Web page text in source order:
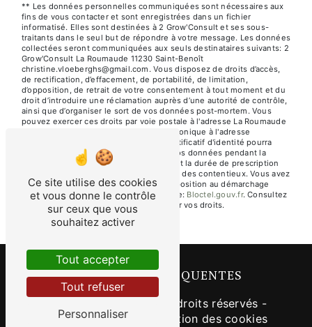
** Les données personnelles communiquées sont nécessaires aux
fins de vous contacter et sont enregistrées dans un fichier
informatisé. Elles sont destinées à 2 Grow'Consult et ses sous-
traitants dans le seul but de répondre à votre message. Les données
collectées seront communiquées aux seuls destinataires suivants: 2
Grow'Consult La Roumaude 11230 Saint-Benoît
christine.vloeberghs@gmail.com. Vous disposez de droits d’accès,
de rectification, d’effacement, de portabilité, de limitation,
d’opposition, de retrait de votre consentement à tout moment et du
droit d’introduire une réclamation auprès d’une autorité de contrôle,
ainsi que d’organiser le sort de vos données post-mortem. Vous
pouvez exercer ces droits par voie postale à l'adresse La Roumaude
11230 Saint-Benoît ou par courrier électronique à l'adresse
christine.vloeberghs@gmail.com. Un justificatif d'identité pourra
vous être demandé. Nous conservons vos données pendant la
période de prise de contact puis pendant la durée de prescription
légale aux fins probatoires et de gestion des contentieux. Vous avez
le droit de vous inscrire sur la liste d'opposition au démarchage
téléphonique, disponible à cette adresse:
Bloctel.gouv.fr. Consultez
le site cnil.fr pour plus d’informations sur vos droits.
RECHERCHES FRÉQUENTES
- 2026 - Tous droits réservés -
Mentions légales
Gestion des cookies
Ce site utilise des cookies
et vous donne le contrôle
sur ceux que vous
souhaitez activer
Tout accepter
Tout refuser
Personnaliser